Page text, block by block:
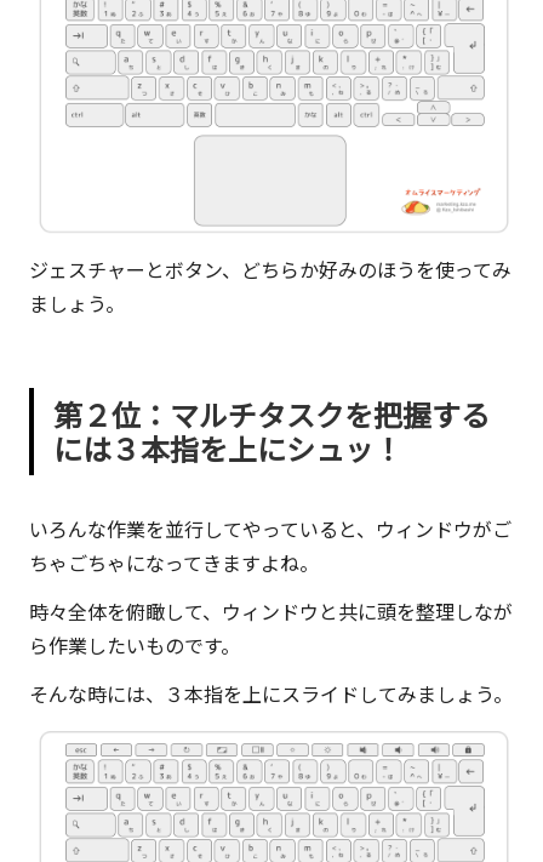
ジェスチャーとボタン、どちらか好みのほうを使ってみ
ましょう。
第２位：マルチタスクを把握する
には３本指を上にシュッ！
いろんな作業を並行してやっていると、ウィンドウがご
ちゃごちゃになってきますよね。
時々全体を俯瞰して、ウィンドウと共に頭を整理しなが
ら作業したいものです。
そんな時には、 ３本指を上にスライド してみましょう。